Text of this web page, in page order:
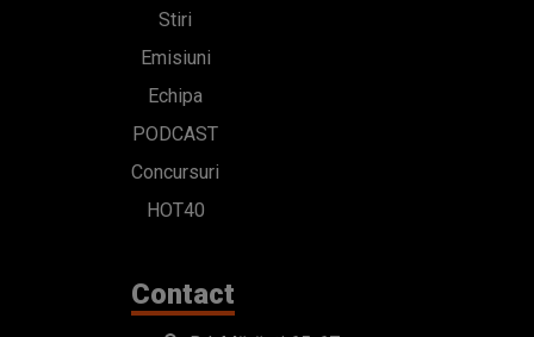
Stiri
Emisiuni
Echipa
PODCAST
Concursuri
HOT40
Contact